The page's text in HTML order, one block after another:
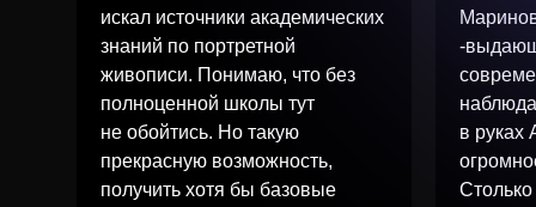
искал источники академических
знаний по портретной
живописи. Понимаю, что без
полноценной школы тут
не обойтись. Но такую
прекрасную возможность,
получить хотя бы базовые
-
в руках